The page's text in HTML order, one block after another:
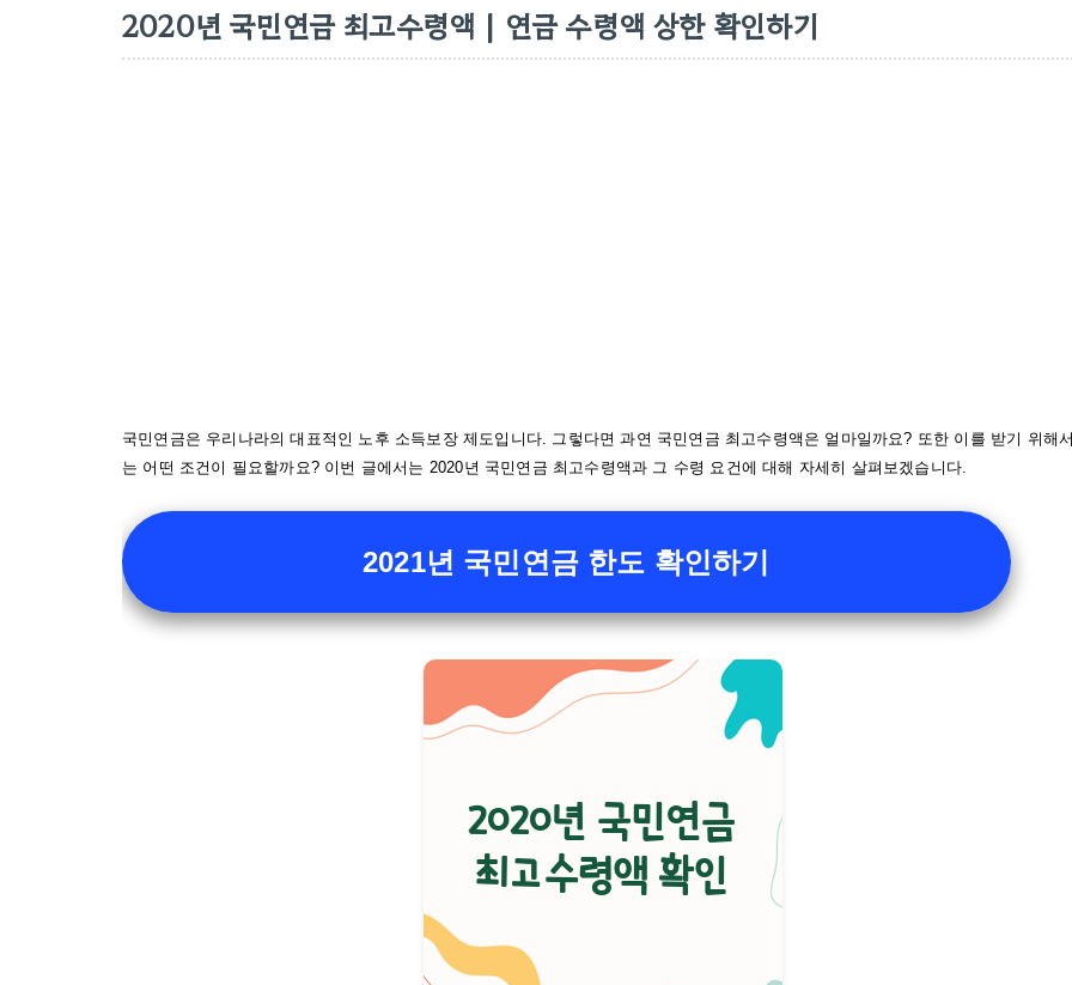
2020년 국민연금 최고수령액 | 연금 수령액 상한 확인하기
국민연금은 우리나라의 대표적인 노후 소득보장 제도입니다. 그렇다면 과연 국민연금 최고수령액은 얼마일까요? 또한 이를 받기 위해
는 어떤 조건이 필요할까요? 이번 글에서는 2020년 국민연금 최고수령액과 그 수령 요건에 대해 자세히 살펴보겠습니다.
2021년 국민연금 한도 확인하기